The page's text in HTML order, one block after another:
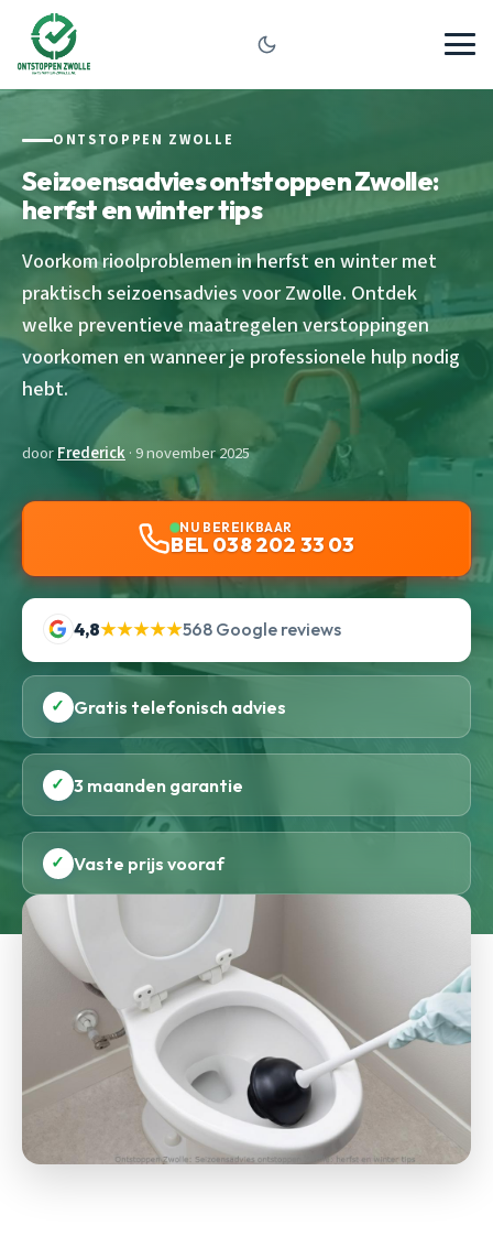
ONTSTOPPEN ZWOLLE
Seizoensadvies ontstoppen Zwolle:
herfst en winter tips
Voorkom rioolproblemen in herfst en winter met
praktisch seizoensadvies voor Zwolle. Ontdek
welke preventieve maatregelen verstoppingen
voorkomen en wanneer je professionele hulp nodig
hebt.
doorFrederick· 9 november 2025
NU BEREIKBAAR
BEL 038 202 33 03
4,8★★★★★568 Google reviews
✓ Gratis telefonisch advies
✓ 3 maanden garantie
✓ Vaste prijs vooraf